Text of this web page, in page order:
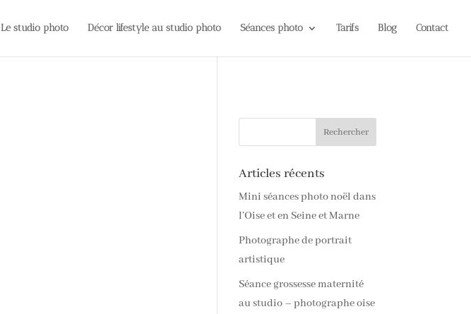
Le studio photo Décor lifestyle au studio photo Séances photo Tarifs Blog Contact
Articles récents
Mini séances photo noël dans
l’Oise et en Seine et Marne
Photographe de portrait
artistique
Séance grossesse maternité
au studio – photographe oise